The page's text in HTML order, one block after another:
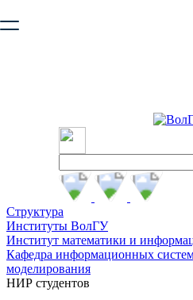
безопасную работу с сайтом.
Структура
Институты ВолГУ
Институт математики и
Кафедра информационных
моделирования
НИР студентов